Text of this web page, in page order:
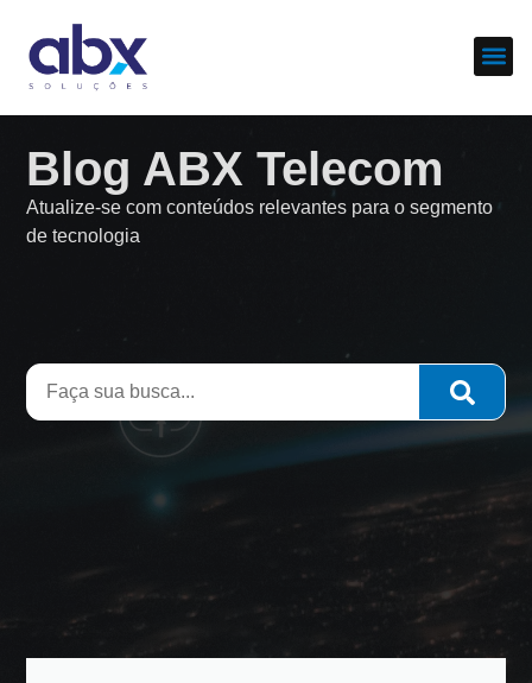
Blog ABX Telecom
Atualize-se com conteúdos relevantes para o segmento
de tecnologia